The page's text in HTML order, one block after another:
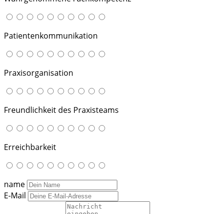
Patientenkommunikation
Praxisorganisation
Freundlichkeit des Praxisteams
Erreichbarkeit
name
E-Mail